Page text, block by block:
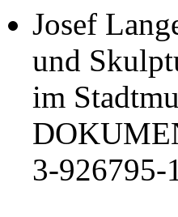
Josef
und
im
3-926795-